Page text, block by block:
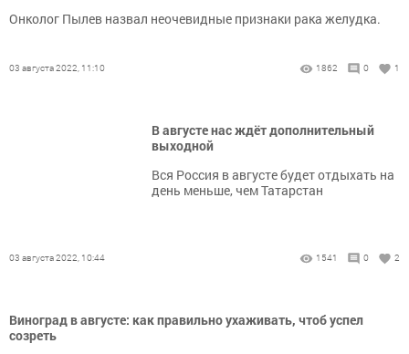
Онколог Пылев назвал неочевидные признаки рака желудка.
03 августа 2022, 11:10 1862 0 1
В августе нас ждёт дополнительный
выходной
Вся Россия в августе будет отдыхать на
день меньше, чем Татарстан
03 августа 2022, 10:44 1541 0 2
Виноград в августе: как правильно ухаживать, чтоб успел
созреть